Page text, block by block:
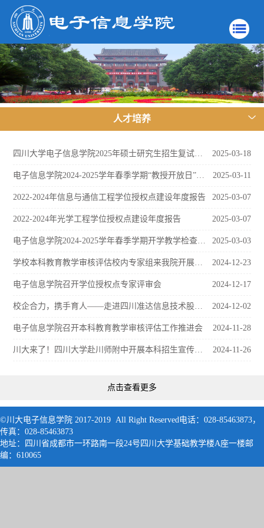
人才培养
2025-03-18
2025-03-11
2025-03-07
2022-2024年信息与通信工程学位授权点建设年度报告
2025-03-07
2022-2024年光学工程学位授权点建设年度报告
2025-03-03
2024-12-23
2024-12-17
电子信息学院召开学位授权点专家评审会
2024-12-02
2024-11-28
电子信息学院召开本科教育教学审核评估工作推进会
2024-11-26
点击查看更多
©川大电子信息学院 2017-2019 All Right Reserved电话：028-85463873，
传真：028-85463873
地址：四川省成都市一环路南一段24号四川大学基础教学楼A座一楼邮
编：610065